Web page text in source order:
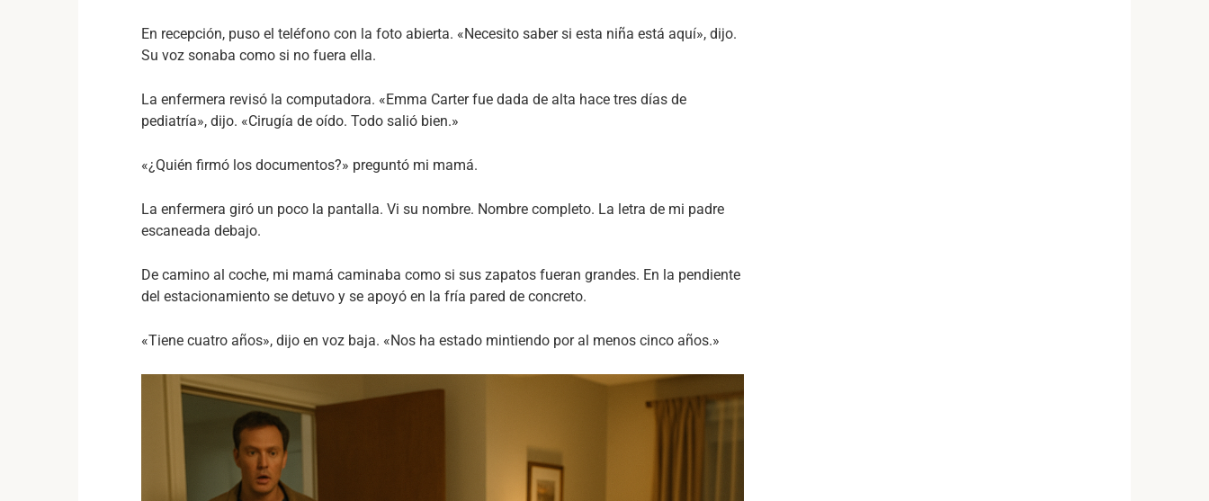
En recepción, puso el teléfono con la foto abierta. «Necesito saber si esta niña está aquí», dijo.
Su voz sonaba como si no fuera ella.
La enfermera revisó la computadora. «Emma Carter fue dada de alta hace tres días de
pediatría», dijo. «Cirugía de oído. Todo salió bien.»
«¿Quién firmó los documentos?» preguntó mi mamá.
La enfermera giró un poco la pantalla. Vi su nombre. Nombre completo. La letra de mi padre
escaneada debajo.
De camino al coche, mi mamá caminaba como si sus zapatos fueran grandes. En la pendiente
del estacionamiento se detuvo y se apoyó en la fría pared de concreto.
«Tiene cuatro años», dijo en voz baja. «Nos ha estado mintiendo por al menos cinco años.»